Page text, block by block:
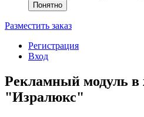
Понятно
Разместить заказ
Регистрация
Вход
Рекламный модуль в
"Изралюкс"